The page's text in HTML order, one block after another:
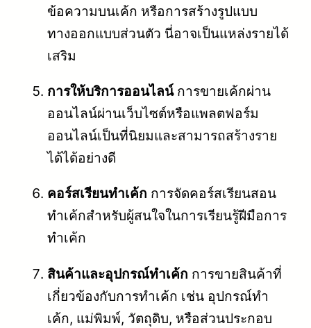
ข้อความบนเค้ก หรือการสร้างรูปแบบ
ทางออกแบบส่วนตัว นี่อาจเป็นแหล่งรายได้
เสริม
การให้บริการออนไลน์การขายเค้กผ่าน
ออนไลน์ผ่านเว็บไซต์หรือแพลตฟอร์ม
ออนไลน์เป็นที่นิยมและสามารถสร้างราย
ได้ได้อย่างดี
คอร์สเรียนทำเค้ก การจัดคอร์สเรียนสอน
ทำเค้กสำหรับผู้สนใจในการเรียนรู้ฝีมือการ
ทำเค้ก
สินค้าและอุปกรณ์ทำเค้ก การขายสินค้าที่
เกี่ยวข้องกับการทำเค้ก เช่น อุปกรณ์ทำ
เค้ก, แม่พิมพ์, วัตถุดิบ, หรือส่วนประกอบ